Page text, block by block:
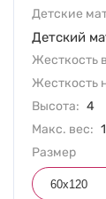
Детские
Детский
Жесткость
Жесткость
Высота: 4
Макс. вес:
Размер